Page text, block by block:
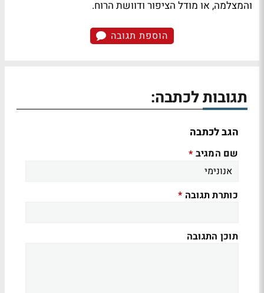
והמצלמה, או מודל הציפור ודוושת הרוח.
הוספת תגובה
תגובות לכתבה:
הגב לכתבה
שם המגיב *
כותרת תגובה *
תוכן התגובה